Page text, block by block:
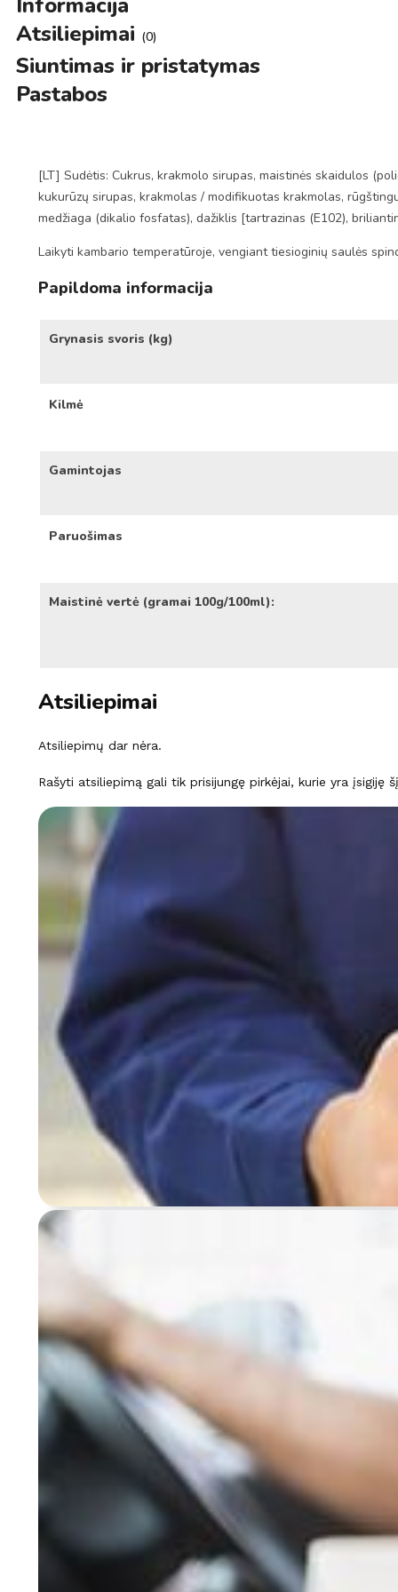
Atsiliepimai (0)
Siuntimas ir pristatymas
Pastabos
[LT] Sudėtis: Cukrus, krakmolo sirupas, maistinės skaidulos
kukurūzų sirupas, krakmolas / modifikuotas krakmolas,
medžiaga (dikalio fosfatas), dažiklis [tartrazinas (E102),
Laikyti kambario temperatūroje, vengiant tiesioginių saulės
Papildoma informacija
Grynasis svoris (kg)
Kilmė
Gamintojas
Paruošimas
Maistinė vertė (gramai 100g/100ml):
Atsiliepimai
Atsiliepimų dar nėra.
Rašyti atsiliepimą gali tik prisijungę pirkėjai, kurie yra įsigiję